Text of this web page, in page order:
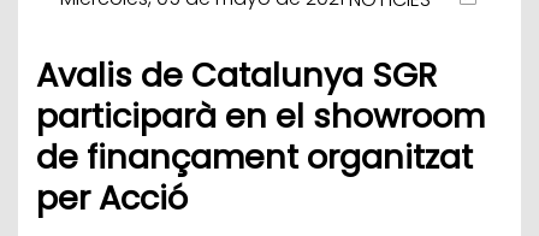
Avalis de Catalunya SGR
participarà en el showroom
de finançament organitzat
per Acció